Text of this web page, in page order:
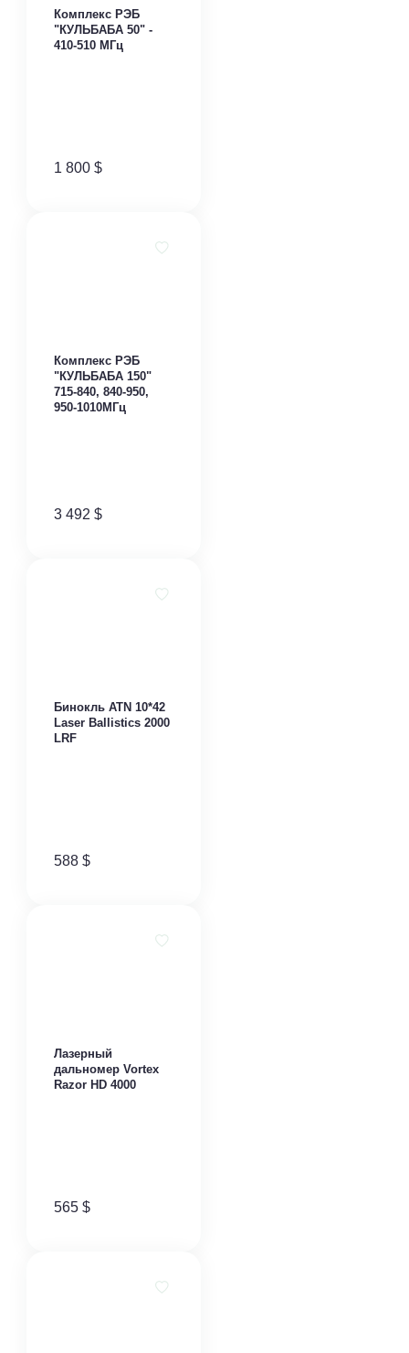
Комплекс РЭБ
"КУЛЬБАБА 50" -
410-510 МГц
1 800 $
Комплекс РЭБ
"КУЛЬБАБА 150"
715-840, 840-950,
950-1010МГц
3 492 $
Бинокль ATN 10*42
Laser Ballistics 2000
LRF
588 $
Лазерный
дальномер Vortex
Razor HD 4000
565 $